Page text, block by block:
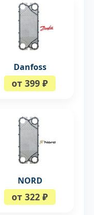
Danfoss
от 399 ₽
NORD
от 322 ₽